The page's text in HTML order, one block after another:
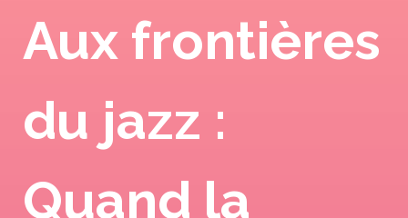
Aux frontières
du jazz :
Quand la